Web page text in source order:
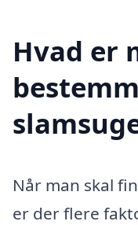
Hvad er
Når man skal
er der flere